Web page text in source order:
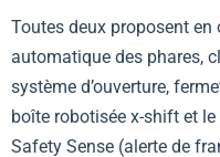
Toutes deux proposent
automatique des phares,
système d’ouverture,
boîte robotisée x-shift et
Safety Sense (alerte de